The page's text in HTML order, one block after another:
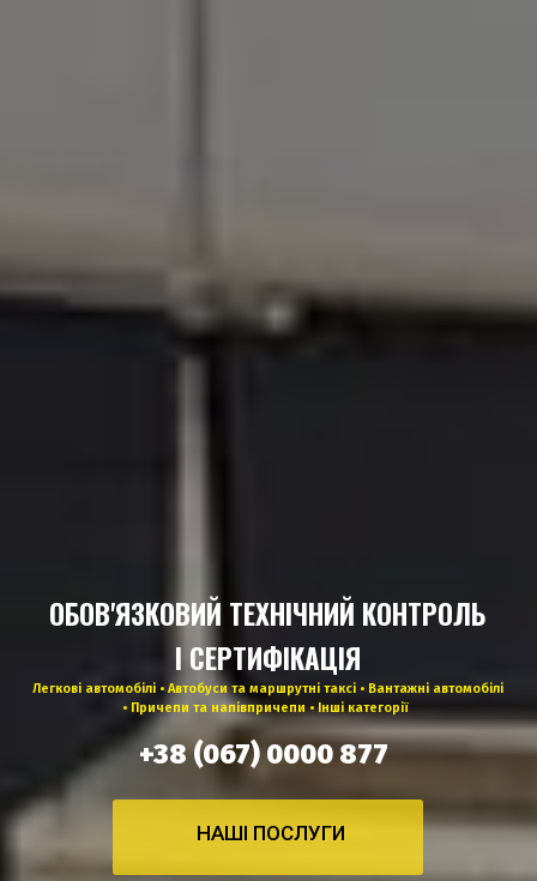
ОБОВ'ЯЗКОВИЙ ТЕХНІЧНИЙ КОНТРОЛЬ
Легкові автомобілі • Автобуси та маршрутні таксі • Вантажні автомобілі
• Причепи та напівпричепи • Інші категорії
І СЕРТИФІКАЦІЯ
НАШІ ПОСЛУГИ
+38 (067) 0000 877